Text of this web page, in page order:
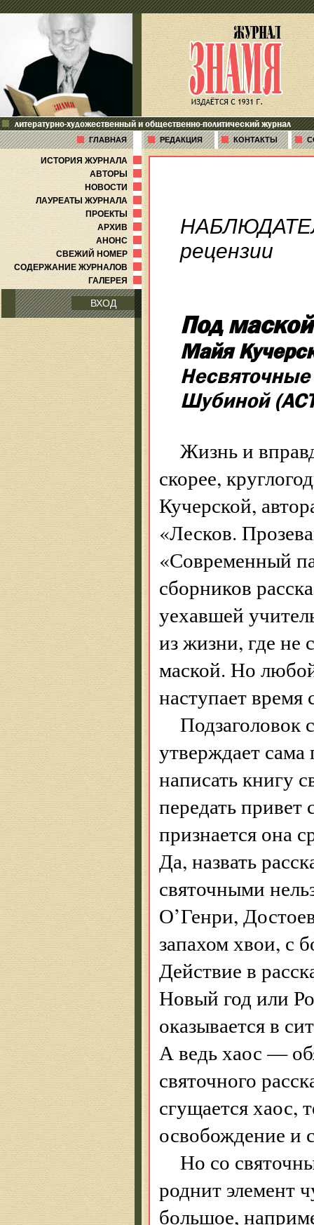
литературно-художественный и общественно-политический журнал
ГЛАВНАЯ РЕДАКЦИЯ КОНТАКТЫ
ИСТОРИЯ ЖУРНАЛА
АВТОРЫ
НОВОСТИ
ЛАУРЕАТЫ ЖУРНАЛА
ПРОЕКТЫ
АРХИВ
АНОНС
СВЕЖИЙ НОМЕР
СОДЕРЖАНИЕ ЖУРНАЛОВ
ГАЛЕРЕЯ
ВХОД
рецензии
Под маской
Майя
Шубиной
Жизнь и
скорее,
Кучерской,
«Лесков.
«Современный
сборников
уехавшей
из жизни, где не
маской. Но
наступает время
Подзаголовок
утверждает сама
написать книгу
передать
признается она
Да, назвать
святочными
О’Генри,
запахом хвои, с
Действие в
Новый год или
оказывается в
А ведь хаос —
святочного
сгущается хаос,
освобождение и
Но со
роднит элемент
большое,